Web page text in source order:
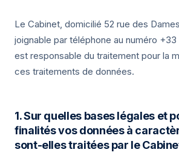
Le Cabinet, domicilié 52 rue des
joignable par téléphone au numéro
est responsable du traitement pour la
ces traitements de données.
1. Sur quelles bases légales et
finalités vos données à
sont-elles traitées par le